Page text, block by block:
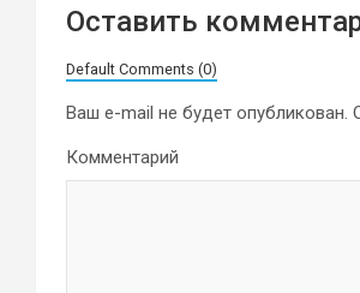
Оставить
Default Comments (0)
Ваш e-mail не будет опубликован.
Комментарий